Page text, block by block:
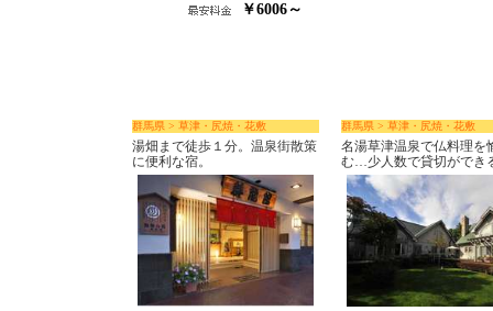
￥6006～
群馬県 > 草津・尻焼・花敷
湯畑まで徒歩１分。温泉街散策
に便利な宿。
群馬県 > 草津・尻焼・花敷
名湯草津温泉で仏料理を
む…少人数で貸切ができ